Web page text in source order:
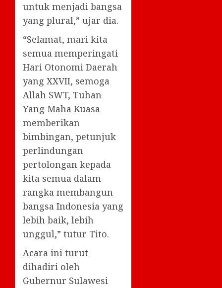
untuk menjadi bangsa
yang plural,” ujar dia.
“Selamat, mari kita
semua memperingati
Hari Otonomi Daerah
yang XXVII, semoga
Allah SWT, Tuhan
Yang Maha Kuasa
memberikan
bimbingan, petunjuk
perlindungan
pertolongan kepada
kita semua dalam
rangka membangun
bangsa Indonesia yang
lebih baik, lebih
unggul,” tutur Tito.
Acara ini turut
dihadiri oleh
Gubernur Sulawesi